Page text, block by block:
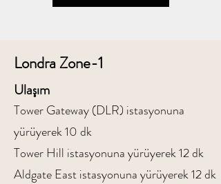
Londra Zone-1
Ulaşım
Tower Gateway (DLR) istasyonuna
yürüyerek 10 dk
Tower Hill istasyonuna yürüyerek 12 dk
Aldgate East istasyonuna yürüyerek 12 dk